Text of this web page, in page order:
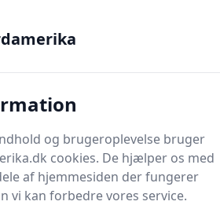
Fodbold i
og brugeroplevelse bruger
cookies. De hjælper os med
af hjemmesiden der fungerer
vi kan forbedre vores service.